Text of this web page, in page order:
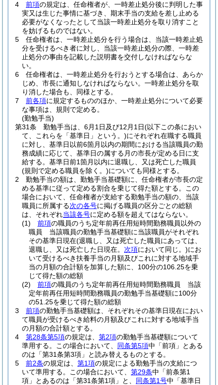
4
前項の規定は、任命権者が、一時差止処分後に判明した事
実又は生じた事情に基づき、期末手当の支給を差し止める
必要がなくなったとして当該一時差止処分を取り消すこと
を妨げるものではない。
5
任命権者は、一時差止処分を行う場合は、当該一時差止処
分を受けるべき者に対し、当該一時差止処分の際、一時差
止処分の事由を記載した説明書を交付しなければならな
い。
6
任命権者は、一時差止処分を行おうとする場合は、あらか
じめ、市長に通知しなければならない。 一時差止処分を取
り消した場合も、同様とする。
7
前各項に規定するもののほか、一時差止処分について必要
な事項は、規則で定める。
(勤勉手当)
第31条
勤勉手当は、6月1日及び12月1日(以下この条におい
て、これらを「基準日」という。)にそれぞれ在職する職員
に対し、基準日以前6箇月以内の期間における当該職員の勤
務成績に応じて、基準日の属する月の市長が定める日に支
給する。 基準日前1箇月以内に退職し、又は死亡した職員
(規則で定める職員を除く。)についても同様とする。
2
勤勉手当の額は、勤勉手当基礎額に、任命権者が市長の定
める基準に従って定める割合を乗じて得た額とする。
この
場合において、任命権者が支給する勤勉手当の額の、当該
職員に所属する次の各号に掲げる職員の区分ごとの総額
は、それぞれ当該各号に定める額を超えてはならない。
(1)
前項の職員のうち定年前再任用短時間勤務職員以外の
職員 当該職員の勤勉手当基礎額に当該職員がそれぞれ
その基準日現在(退職し、又は死亡した職員にあっては、
退職し、又は死亡した日現在。 次項において同じ。)にお
いて受けるべき扶養手当の月額及びこれに対する地域手
当の月額の合計額を加算した額に、100分の106.25を乗
じて得た額の総額
(2)
前項の職員のうち定年前再任用短時間勤務職員 当該
定年前再任用短時間勤務職員の勤勉手当基礎額に100分
の51.25を乗じて得た額の総額
3
前項の勤勉手当基礎額は、それぞれその基準日現在におい
て職員が受けるべき給料の月額及びこれに対する地域手当
の月額の合計額とする。
4
第28条第5項の規定は、 第2項の勤勉手当基礎額について
準用する。
この場合において、 同条第5項中「前項」とある
のは「第31条第3項」と読み替えるものとする。
5
前2条の規定は、 第1項の規定による勤勉手当の支給につ
いて準用する。
この場合において、 第29条中「前条第1
項」とあるのは「第31条第1項」と、 同条第1号中「基準日